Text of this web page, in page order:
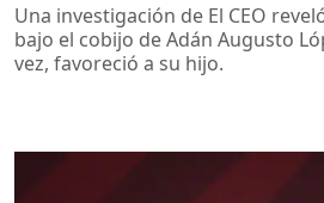
Una investigación de El CEO
bajo el cobijo de Adán Augusto
vez, favoreció a su hijo.